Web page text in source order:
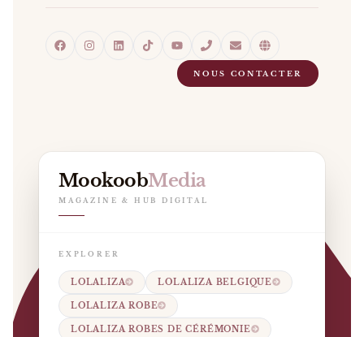
NOUS CONTACTER
MookoobMedia
MAGAZINE & HUB DIGITAL
EXPLORER
LOLALIZA LOLALIZA BELGIQUE
LOLALIZA ROBE
LOLALIZA ROBES DE CÉRÉMONIE